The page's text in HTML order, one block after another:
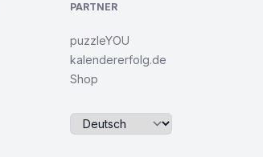
PARTNER
puzzleYOU
kalendererfolg.de
Shop